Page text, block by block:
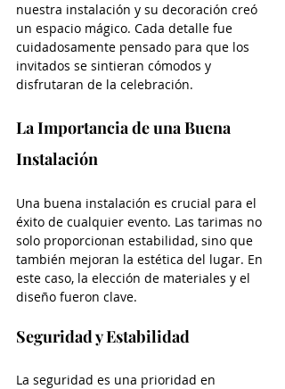
nuestra instalación y su decoración creó
un espacio mágico. Cada detalle fue
cuidadosamente pensado para que los
invitados se sintieran cómodos y
disfrutaran de la celebración.
La Importancia de una Buena
Instalación
Una buena instalación es crucial para el
éxito de cualquier evento. Las tarimas no
solo proporcionan estabilidad, sino que
también mejoran la estética del lugar. En
este caso, la elección de materiales y el
diseño fueron clave.
Seguridad y Estabilidad
La seguridad es una prioridad en